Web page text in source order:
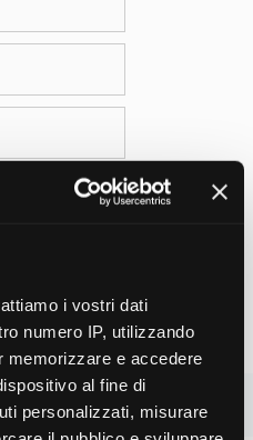
i vostri dati
numero IP, utilizzando
memorizzare e accedere
al fine di
personalizzati, misurare
sito web in questo